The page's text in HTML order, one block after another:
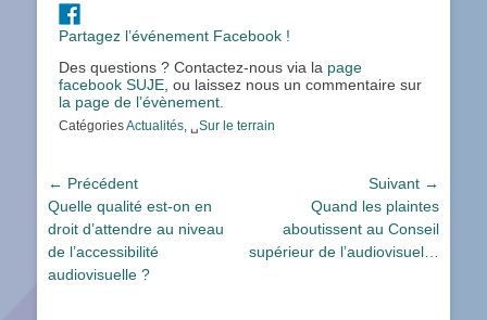
Partagez l’événement Facebook !
Des questions ? Contactez-nous via la page
facebook SUJE , ou laissez nous un commentaire sur
la page de l’évènement.
CatégoriesActualités, ␣Sur le terrain
Navigation
de
l’article
← Précédent
Article
précédent :
Quelle qualité est-on en
droit d’attendre au niveau
de l’accessibilité
audiovisuelle ?
Suivant →
suivant :
Quand les plaintes
aboutissent au Conseil
supérieur de l’audiovisuel…